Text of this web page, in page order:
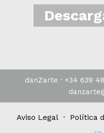
danZarte · +34 639
Aviso Legal · Política